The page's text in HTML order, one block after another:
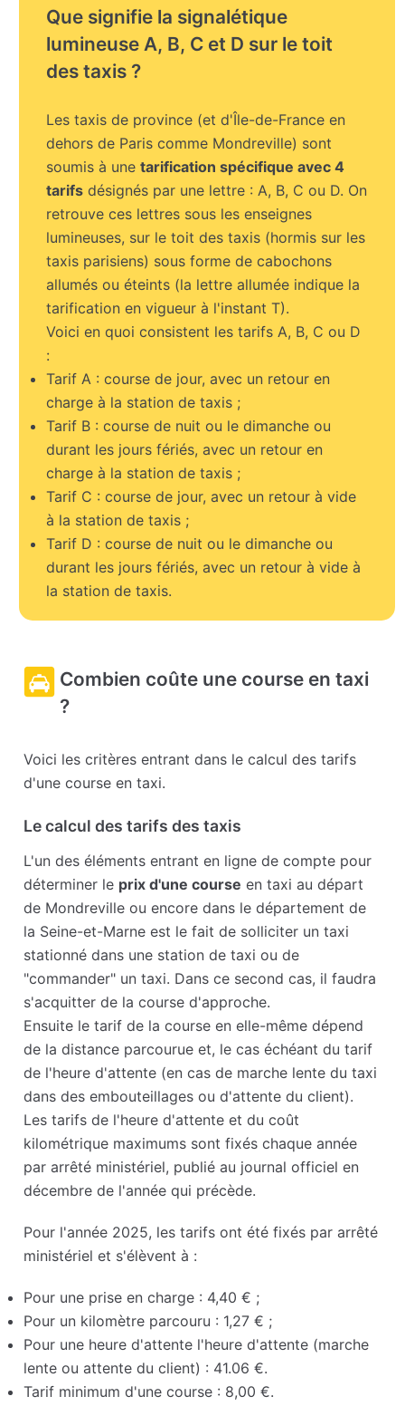
Que signifie la signalétique
lumineuse A, B, C et D sur le toit
des taxis ?
Les taxis de province (et d'Île-de-France en
dehors de Paris comme Mondreville) sont
soumis à unetarification spécifique avec 4
tarifs désignés par une lettre : A, B, C ou D. On
retrouve ces lettres sous les enseignes
lumineuses, sur le toit des taxis (hormis sur les
taxis parisiens) sous forme de cabochons
allumés ou éteints (la lettre allumée indique la
tarification en vigueur à l'instant T).
Voici en quoi consistent les tarifs A, B, C ou D
:
Tarif A : course de jour, avec un retour en
charge à la station de taxis ;
Tarif B : course de nuit ou le dimanche ou
durant les jours fériés, avec un retour en
charge à la station de taxis ;
Tarif C : course de jour, avec un retour à vide
à la station de taxis ;
Tarif D : course de nuit ou le dimanche ou
durant les jours fériés, avec un retour à vide à
la station de taxis.
Combien coûte une course en taxi
?
Voici les critères entrant dans le calcul des tarifs
d'une course en taxi.
Le calcul des tarifs des taxis
L'un des éléments entrant en ligne de compte pour
déterminer le prix d'une course en taxi au départ
de Mondreville ou encore dans le département de
la Seine-et-Marne est le fait de solliciter un taxi
stationné dans une station de taxi ou de
"commander" un taxi. Dans ce second cas, il faudra
s'acquitter de la course d'approche.
Ensuite le tarif de la course en elle-même dépend
de la distance parcourue et, le cas échéant du tarif
de l'heure d'attente (en cas de marche lente du taxi
dans des embouteillages ou d'attente du client).
Les tarifs de l'heure d'attente et du coût
kilométrique maximums sont fixés chaque année
par arrêté ministériel, publié au journal officiel en
décembre de l'année qui précède.
Pour l'année 2025, les tarifs ont été fixés par arrêté
ministériel et s'élèvent à :
Pour une prise en charge : 4,40 € ;
Pour un kilomètre parcouru : 1,27 € ;
Pour une heure d'attente l'heure d'attente (marche
lente ou attente du client) : 41.06 €.
Tarif minimum d'une course : 8,00 €.